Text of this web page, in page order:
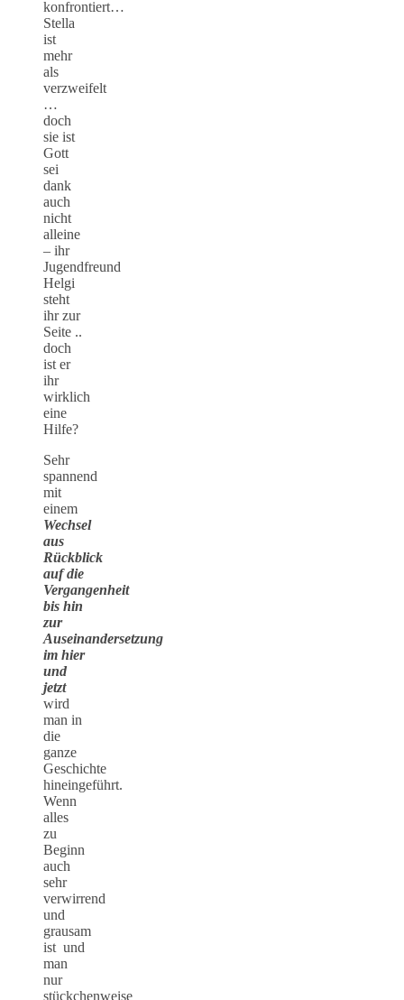
konfrontiert…
Stella
ist
mehr
als
verzweifelt
…
doch
sie ist
Gott
sei
dank
auch
nicht
alleine
– ihr
Jugendfreund
Helgi
steht
ihr zur
Seite ..
doch
ist er
ihr
wirklich
eine
Hilfe?
Sehr
spannend
mit
einem
Wechsel
aus
Rückblick
auf die
Vergangenheit
bis hin
zur
Auseinandersetzung
im hier
und
jetzt
wird
man in
die
ganze
Geschichte
hineingeführt.
Wenn
alles
zu
Beginn
auch
sehr
verwirrend
und
grausam
ist und
man
nur
stückchenweise